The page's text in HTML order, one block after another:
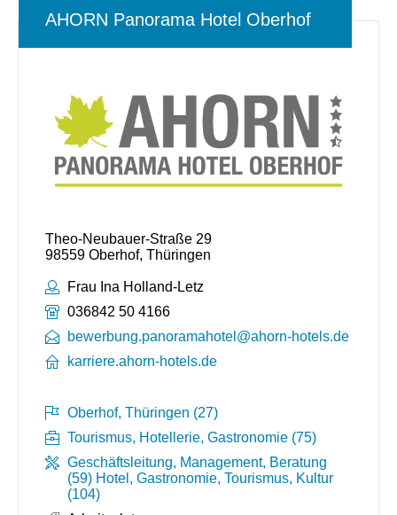
AHORN Panorama Hotel Oberhof
Theo-Neubauer-Straße 29
98559 Oberhof, Thüringen
Ansprechpartner:
Frau Ina Holland-Letz
Telefonnummer:
036842 50 4166
bewerbung.panoramahotel@ahorn-hotels.de
karriere.ahorn-hotels.de
Oberhof, Thüringen (27)
Tourismus, Hotellerie, Gastronomie (75)
Geschäftsleitung, Management, Beratung
(59) Hotel, Gastronomie, Tourismus, Kultur
(104)